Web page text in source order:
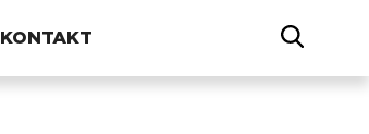
KONTAKT